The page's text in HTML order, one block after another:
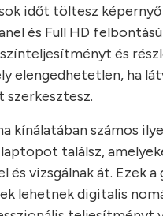
időt töltesz
és Full HD
és
elengedhetetlen, ha
szerkesztesz.
kínálatában számos
találsz,
és vizsgálnak át. Ezek a
lehetnek digitalis